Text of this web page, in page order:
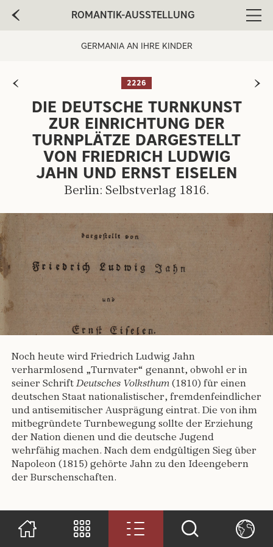
ROMANTIK-AUSSTELLUNG
GERMANIA AN IHRE KINDER
2226
ARTIST:
DIE DEUTSCHE TURNKUNST
ZUR EINRICHTUNG DER
TURNPLÄTZE DARGESTELLT
VON FRIEDRICH LUDWIG
JAHN UND ERNST EISELEN
Berlin: Selbstverlag 1816.
Noch heute wird Friedrich Ludwig Jahn
verharmlosend „Turnvater“ genannt, obwohl er in
seiner Schrift Deutsches Volksthum (1810) für einen
deutschen Staat nationalistischer, fremdenfeindlicher
und antisemitischer Ausprägung eintrat. Die von ihm
mitbegründete Turnbewegung sollte der Erziehung
der Nation dienen und die deutsche Jugend
wehrfähig machen. Nach dem endgültigen Sieg über
Napoleon (1815) gehörte Jahn zu den Ideengebern
der Burschenschaften.